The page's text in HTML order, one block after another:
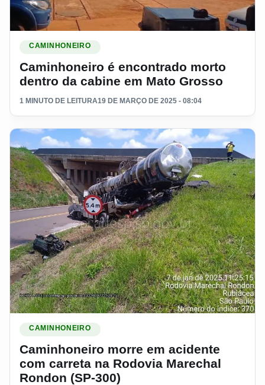
CAMINHONEIRO
Caminhoneiro é encontrado morto
dentro da cabine em Mato Grosso
1 MINUTO DE LEITURA19 DE MARÇO DE 2025 - 08:04
CAMINHONEIRO
Caminhoneiro morre em acidente
com carreta na Rodovia Marechal
Rondon (SP-300)